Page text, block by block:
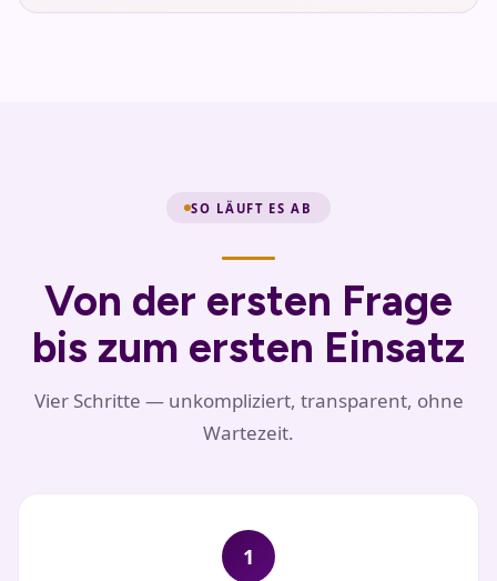
SO LÄUFT ES AB
Von der ersten Frage
bis zum ersten Einsatz
Vier Schritte — unkompliziert, transparent, ohne
Wartezeit.
1